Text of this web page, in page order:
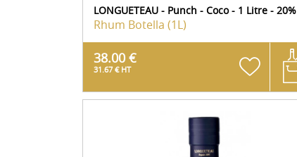
LONGUETEAU - Punch - Coco - 1 Litre - 20%
Rhum Botella (1L)
38.00 €
31.67 € HT